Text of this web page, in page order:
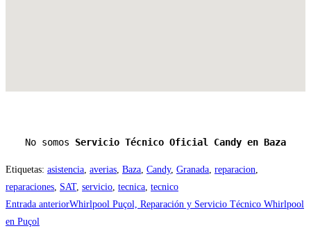
No somos Servicio Técnico Oficial Candy en Baza
Etiquetas: asistencia, averias, Baza, Candy, Granada, reparacion,
reparaciones, SAT, servicio, tecnica, tecnico
Leer
más
Entrada anteriorWhirlpool Puçol, Reparación y Servicio Técnico Whirlpool
en Puçol